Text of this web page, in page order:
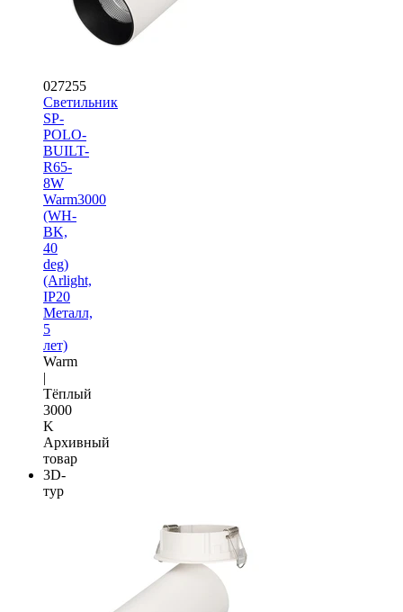
027255
Светильник
SP-
POLO-
BUILT-
R65-
8W
Warm3000
(WH-
BK,
40
deg)
(Arlight,
IP20
Металл,
5
лет)
Warm
|
Тёплый
3000
K
Архивный
товар
3D-
тур